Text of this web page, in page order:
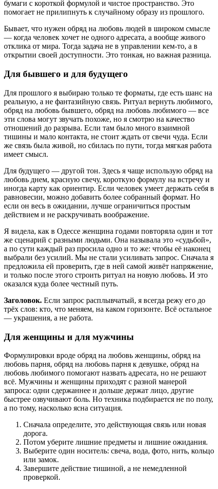
бумаги с короткой формулой и чистое пространство. Это
помогает не прилипнуть к случайному образу из прошлого.
Бывает, что нужен обряд на любовь людей в широком смысле
— когда человек хочет не одного адресата, а вообще живого
отклика от мира. Тогда задача не в управлении кем-то, а в
открытии своей доступности. Это тонкая, но важная разница.
Для бывшего и для будущего
Для прошлого я выбираю только те форматы, где есть шанс на
реальную, а не фантазийную связь. Ритуал вернуть любимого,
обряд на любовь бывшего, обряд на любовь любимого — все
эти слова могут звучать похоже, но я смотрю на качество
отношений до разрыва. Если там было много взаимной
тишины и мало контакта, не стоит ждать от свечи чуда. Если
же связь была живой, но сбилась по пути, тогда мягкая работа
имеет смысл.
Для будущего — другой тон. Здесь я чаще использую обряд на
любовь днем, красную свечу, короткую формулу на встречу и
иногда карту как ориентир. Если человек умеет держать себя в
равновесии, можно добавить более собранный формат. Но
если он весь в ожидании, лучше ограничиться простым
действием и не раскручивать воображение.
Я виделa, как в Одессе женщина годами повторяла один и тот
же сценарий с разными людьми. Она называла это «судьбой»,
а по сути каждый раз просила одно и то же: чтобы её наконец
выбрали без усилий. Мы не стали усиливать запрос. Сначала я
предложила ей проверить, где в ней самой живёт напряжение,
и только после этого строить ритуал на новую любовь. И это
оказался куда более честный путь.
Заголовок. Если запрос расплывчатый, я всегда режу его до
трёх слов: кто, что меняем, на каком горизонте. Всё остальное
— украшения, а не работа.
Для женщины и для мужчины
Формулировки вроде обряд на любовь женщины, обряд на
любовь парня, обряд на любовь парня к девушке, обряд на
любовь любимого помогают назвать адресата, но не решают
всё. Мужчины и женщины приходят с разной манерой
запроса: одни сдержаннее и дольше держат лицо, другие
быстрее озвучивают боль. Но техника подбирается не по полу,
а по тому, насколько ясна ситуация.
Сначала определите, это действующая связь или новая
дорога.
Потом уберите лишние предметы и лишние ожидания.
Выберите один носитель: свеча, вода, фото, нить, кольцо
или замок.
Завершите действие тишиной, а не немедленной
проверкой.